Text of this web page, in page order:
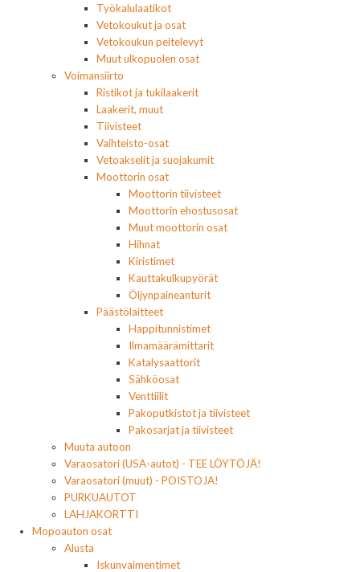
Työkalulaatikot
Vetokoukut ja osat
Vetokoukun peitelevyt
Muut ulkopuolen osat
Voimansiirto
Ristikot ja tukilaakerit
Laakerit, muut
Tiivisteet
Vaihteisto-osat
Vetoakselit ja suojakumit
Moottorin osat
Moottorin tiivisteet
Moottorin ehostusosat
Muut moottorin osat
Hihnat
Kiristimet
Kauttakulkupyörät
Öljynpaineanturit
Päästölaitteet
Happitunnistimet
Ilmamäärämittarit
Katalysaattorit
Sähköosat
Venttiilit
Pakoputkistot ja tiivisteet
Pakosarjat ja tiivisteet
Muuta autoon
Varaosatori (USA-autot) - TEE LÖYTÖJÄ!
Varaosatori (muut) - POISTOJA!
PURKUAUTOT
LAHJAKORTTI
Mopoauton osat
Alusta
Iskunvaimentimet